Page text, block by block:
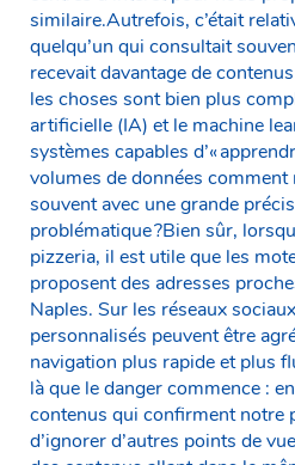
similaire.Autrefois, c’était
quelqu’un qui consultait
recevait davantage de
les choses sont bien plus
artificielle (IA) et le machine
systèmes capables d’«
volumes de données
souvent avec une grande
problématique ?Bien sûr,
pizzeria, il est utile que les
proposent des adresses
Naples. Sur les réseaux
personnalisés peuvent être
navigation plus rapide et plus
là que le danger commence :
contenus qui confirment notre
d’ignorer d’autres points de